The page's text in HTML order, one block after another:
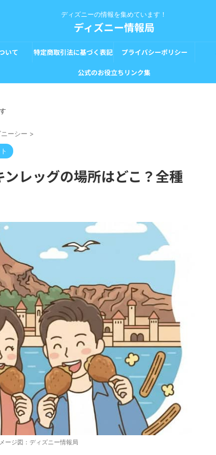
ディズニーの情報を集めています！
ディズニー情報局
いて 特定商取引法に基づく表記 プライバシーポリシー
公式のお役立ちリンク集
ーシー >
レッグの場所はどこ？全種
ージ図：ディズニー情報局